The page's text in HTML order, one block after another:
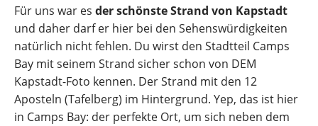
Für uns war es derschönste Strand von Kapstadt
und daher darf er hier bei den Sehenswürdigkeiten
natürlich nicht fehlen. Du wirst den Stadtteil Camps
Bay mit seinem Strand sicher schon von DEM
Kapstadt-Foto kennen. Der Strand mit den 12
Aposteln (Tafelberg) im Hintergrund. Yep, das ist hier
in Camps Bay: der perfekte Ort, um sich neben dem